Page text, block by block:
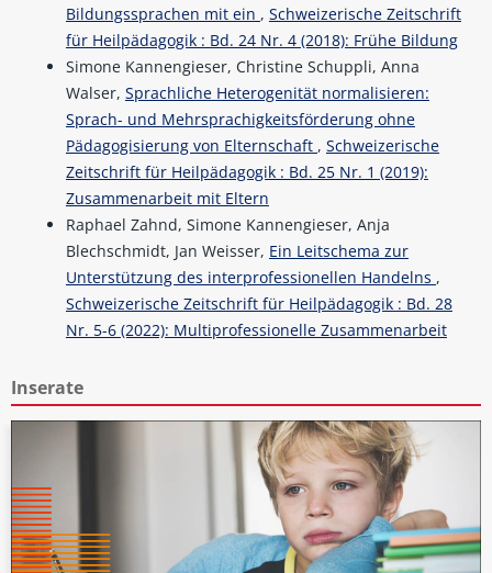
Bildungssprachen mit ein , Schweizerische Zeitschrift
für Heilpädagogik : Bd. 24 Nr. 4 (2018): Frühe Bildung
Simone Kannengieser, Christine Schuppli, Anna
Walser, Sprachliche Heterogenität normalisieren:
Sprach- und Mehrsprachigkeitsförderung ohne
Pädagogisierung von Elternschaft , Schweizerische
Zeitschrift für Heilpädagogik : Bd. 25 Nr. 1 (2019):
Zusammenarbeit mit Eltern
Raphael Zahnd, Simone Kannengieser, Anja
Blechschmidt, Jan Weisser, Ein Leitschema zur
Unterstützung des interprofessionellen Handelns ,
Schweizerische Zeitschrift für Heilpädagogik : Bd. 28
Nr. 5-6 (2022): Multiprofessionelle Zusammenarbeit
Inserate